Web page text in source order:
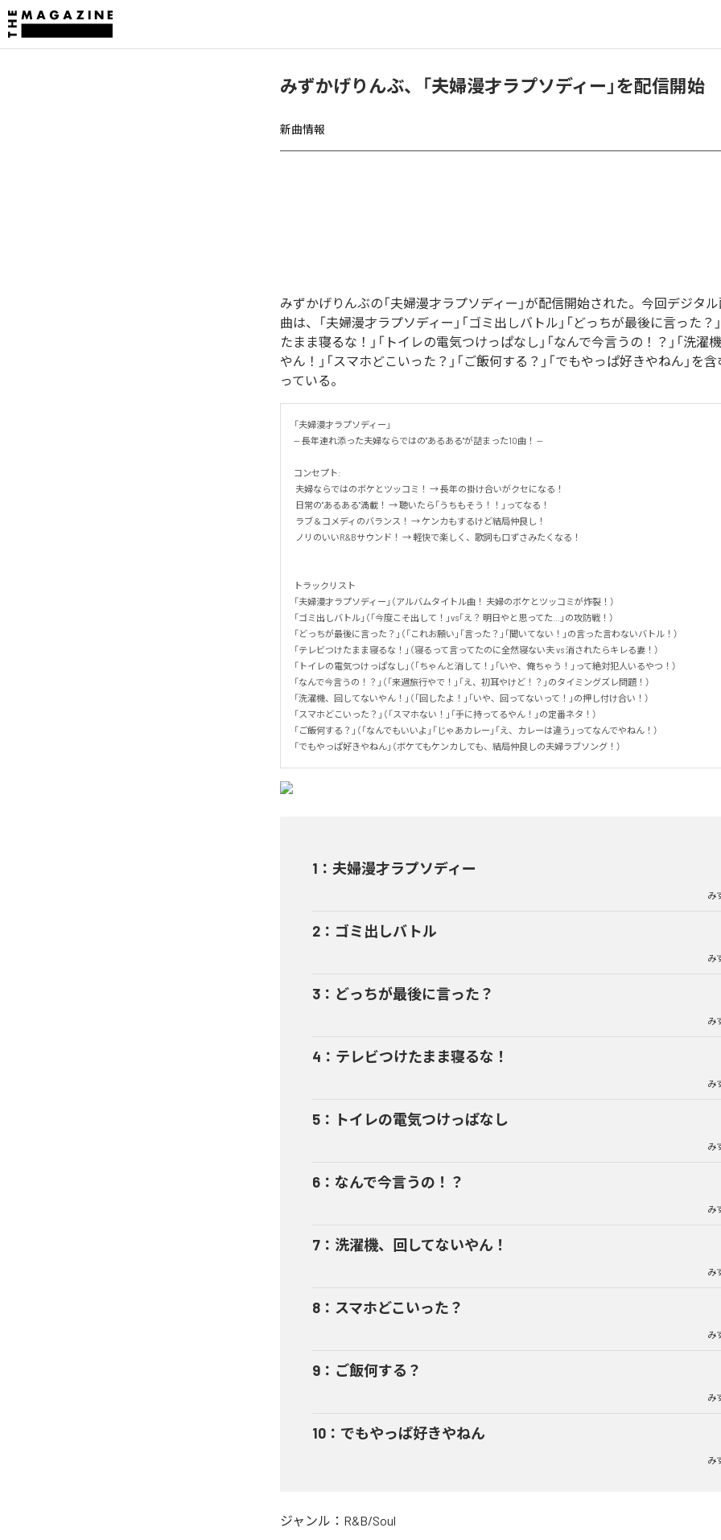
みずかげりんぶ、「夫婦漫才ラプソディー」を配信開始
新曲情報
みずかげりんぶの「夫婦漫才ラプソディー」が配信開始された。今回デジタ
曲は、「夫婦漫才ラプソディー」「ゴミ出しバトル」「どっちが最後に言った？
たまま寝るな！」「トイレの電気つけっぱなし」「なんで今言うの！？」「洗濯
やん！」「スマホどこいった？」「ご飯何する？」「でもやっぱ好きやねん」を
っている。
「夫婦漫才ラプソディー」
— 長年連れ添った夫婦ならではの"あるある"が詰まった10曲！ —
コンセプト:
トラックリスト
「夫婦漫才ラプソディー」（アルバムタイトル曲！ 夫婦のボケとツッコミが炸裂！）
「ゴミ出しバトル」（「今度こそ出して！」vs「え？ 明日やと思ってた…」の攻防戦！）
「どっちが最後に言った？」（「これお願い」「言った？」「聞いてない！」の言った言わないバトル！）
「テレビつけたまま寝るな！」（寝るって言ってたのに全然寝ない夫 vs 消されたらキレる妻！）
「トイレの電気つけっぱなし」（「ちゃんと消して！」「いや、俺ちゃう！」って絶対犯人いるやつ！）
「なんで今言うの！？」（「来週旅行やで！」「え、初耳やけど！？」のタイミングズレ問題！）
「洗濯機、回してないやん！」（「回したよ！」「いや、回ってないって！」の押し付け合い！）
「スマホどこいった？」（「スマホない！」「手に持ってるやん！」の定番ネタ！）
「ご飯何する？」（「なんでもいいよ」「じゃあカレー」「え、カレーは違う」ってなんでやねん！）
「でもやっぱ好きやねん」（ボケてもケンカしても、結局仲良しの夫婦ラブソング！）
1 ： 夫婦漫才ラプソディー
み
2 ： ゴミ出しバトル
み
3 ： どっちが最後に言った？
み
4 ： テレビつけたまま寝るな！
み
5 ： トイレの電気つけっぱなし
み
6 ： なんで今言うの！？
み
7 ： 洗濯機、回してないやん！
み
8 ： スマホどこいった？
み
9 ： ご飯何する？
み
10 ： でもやっぱ好きやねん
み
ジャンル： R&B/Soul